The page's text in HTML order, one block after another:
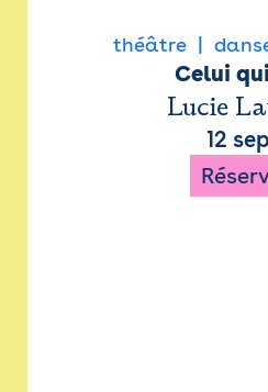
théâtre
Celui
Lucie
12